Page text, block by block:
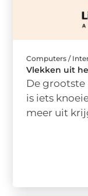
Computers /
Vlekken uit
De grootste
is iets
meer uit